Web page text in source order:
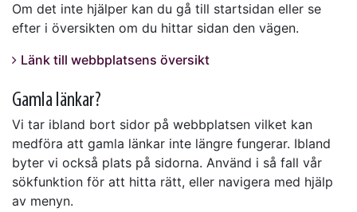
Om det inte hjälper kan du gå till startsidan eller se
efter i översikten om du hittar sidan den vägen.
Länk till webbplatsens översikt
Gamla länkar?
Vi tar ibland bort sidor på webbplatsen vilket kan
medföra att gamla länkar inte längre fungerar. Ibland
byter vi också plats på sidorna. Använd i så fall vår
sökfunktion för att hitta rätt, eller navigera med hjälp
av menyn.